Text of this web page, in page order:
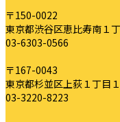
〒150-0022
東京都渋谷区恵比寿南１
03-6303-0566
〒167-0043
東京都杉並区上荻１丁目
03-3220-8223